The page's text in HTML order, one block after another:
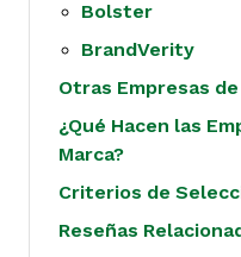
Bolster
BrandVerity
Otras Empresas
¿Qué Hacen las
Marca?
Criterios de
Reseñas